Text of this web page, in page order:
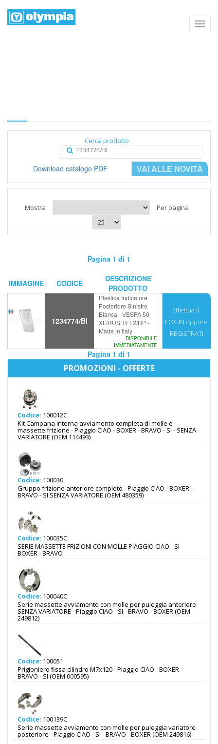
Cerca prodotto
VAI ALLE NOVITÀ
Download catalogo PDF
Mostra Per pagina
Pagina 1 di 1
IMMAGINE CODICE
DESCRIZIONE
PRODOTTO
1234774/BI
Plastica Indicatore
Posteriore Sinistro
Bianca - VESPA 50
XL/RUSH/FL2/HP -
Made in Italy
DISPONIBILE
IMMEDIATAMENTE
Effettua il
LOGIN oppure
REGISTRATI
Pagina 1 di 1
PROMOZIONI - OFFERTE
Codice: 100012C
Kit Campana interna avviamento completa di molle e
massette frizione - Piaggio CIAO - BOXER - BRAVO - SI - SENZA
VARIATORE (OEM 114493)
Codice: 100030
Gruppo frizione anteriore completo - Piaggio CIAO - BOXER -
BRAVO - SI SENZA VARIATORE (OEM 480359)
Codice: 100035C
SERIE MASSETTE FRIZIONI CON MOLLE PIAGGIO CIAO - SI -
BOXER - BRAVO
Codice: 100040C
Serie massette avviamento con molle per puleggia anteriore
SENZA VARIATORE - Piaggio CIAO - SI - BRAVO - BOXER (OEM
249812)
Codice: 100051
Prigioniero fissa cilindro M7x120 - Piaggio CIAO - BOXER -
BRAVO - SI (OEM 000595)
Codice: 100139C
Serie massette avviamento con molle per puleggia variatore
posteriore - Piaggio CIAO - SI - BRAVO - BOXER (OEM 249816)